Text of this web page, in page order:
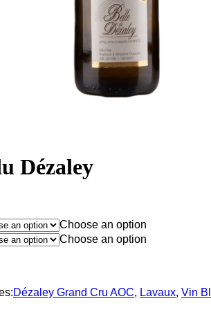
Dézaley
Choose an option
Choose an option
Dézaley Grand Cru AOC, Lavaux, Vin